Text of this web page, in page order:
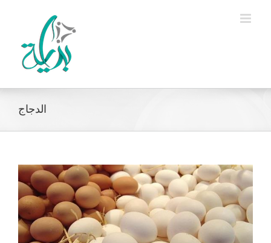
الدجاج